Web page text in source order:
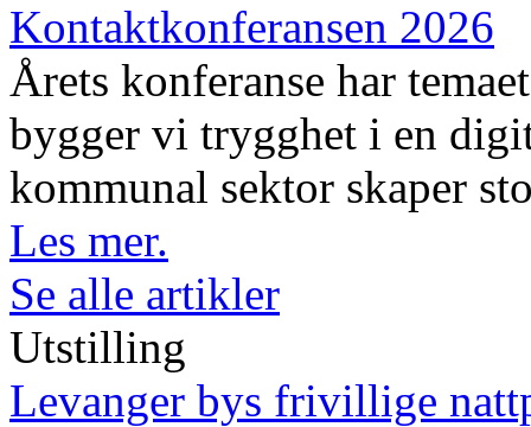
Kontaktkonferansen 2026
Årets konferanse har
bygger vi trygghet i en
kommunal sektor skaper
Les mer.
Se alle artikler
Utstilling
Levanger bys frivillige